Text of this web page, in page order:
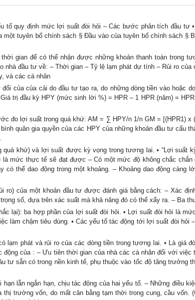
tố quy định mức lợi suất đòi hỏi – Các bước phân tích đầu tư
tuyên bố chính sách § Đầu vào của tuyên bố chính sách §
gian để có thể nhận được những khoản thanh toán trong
đầu tư về: – Thời gian – Tỷ lệ lạm phát dự tính – Rủi ro của
và các cá nhân
của của cải do đầu tư tạo ra, do những dòng tiền vào hoặc
trị đầu kỳ HPY (mức sinh lời %) = HPR – 1 HPR (năm) =
đo lợi suất trong quá khứ: AM = ∑ HPY/n 1/n GM = [(HPR1) x
quân gia quyền của các HPY của những khoản đầu tư cấu
khứ) và lợi suất được kỳ vọng trong tương lai. • “Lợi suất
mức thực tế sẽ đạt được – Có một mức độ không chắc chắn
thể dao động trong một khoảng. – Khoảng dao động càng
của một khoản đầu tư được đánh giá bằng cách: – Xác
số, dựa trên xác suất mà khả năng đó có thể xẩy ra. – Ba
lại): ba hợp phần của lợi suất đòi hỏi. • Lợi suất đòi hỏi là
làm chậm tiêu dùng. • Các yếu tố tác động tới lợi suất đòi hỏi
lạm phát và rủi ro của các dòng tiền trong tương lai. • Là giá
của : – Ưu tiên thời gian của nhà các cá nhân đối với việc
tư sẵn có trong nền kinh tế, phụ thuộc vào tốc độ tăng trưởng
lẫn ngắn hạn, chịu tác động của hai yếu tố. – Những điều
trường vốn, do mất cân bằng tạm thời trong cung, cầu vốn.